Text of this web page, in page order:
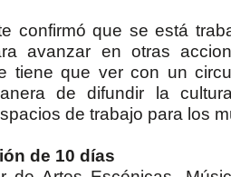
confirmó que se está
avanzar en otras
tiene que ver con un
de difundir la
de trabajo para los
de 10 días